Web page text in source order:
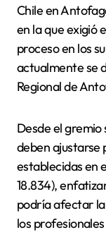
Chile en
en la que exigió
proceso en los
actualmente se
Regional de
Desde el
deben ajustarse
establecidas en
18.834),
podría afectar
los